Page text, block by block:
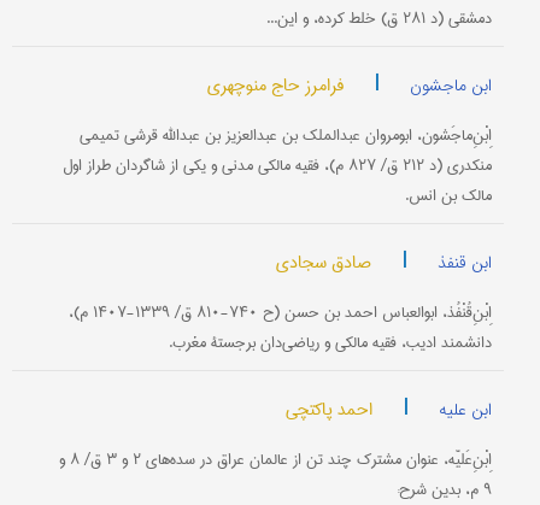
دمشقی (د ۲۸۱ ق) خلط کرده، و این...
ابن ماجشون | فرامرز حاج منوچهری
اِبْنِ‌ماجَشون، ابومروان عبدالملک بن عبدالعزیز بن عبدالله قرشی تمیمی
منکدری (د ۲۱۲ ق/ ۸۲۷ م)، فقیه مالکی مدنی و یکی از شاگردان طراز اول
مالک بن انس.
ابن قنفذ | صادق سجادی
اِبْنِ‌قُنْفُذ، ابوالعباس احمد بن حسن (ح ۷۴۰-۸۱۰ ق/ ۱۳۳۹-۱۴۰۷ م)،
دانشمند ادیب، فقیه مالکی و ریاضی‌دان برجستۀ مغرب.
ابن علیه | احمد پاکتچی
اِبْنِ‌عَلیّه، عنوان مشترک چند تن از عالمان عراق در سده‌های ۲ و ۳ ق/ ۸ و
۹ م، بدین شرح: